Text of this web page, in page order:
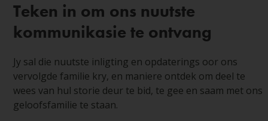
Teken in om ons nuutste
kommunikasie te ontvang
Jy sal die nuutste inligting en opdaterings oor ons
vervolgde familie kry, en maniere ontdek om deel te
wees van hul storie deur te bid, te gee en saam met ons
geloofsfamilie te staan.